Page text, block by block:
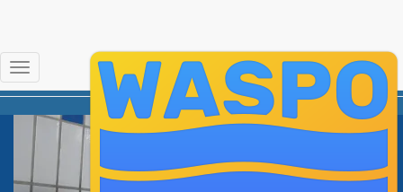
Navigation
umschalten
WK